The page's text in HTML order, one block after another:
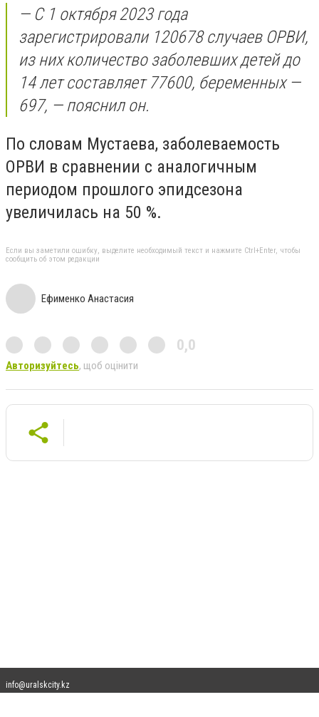
— С 1 октября 2023 года
зарегистрировали 120678 случаев ОРВИ,
из них количество заболевших детей до
14 лет составляет 77600, беременных —
697, — пояснил он.
По словам Мустаева, заболеваемость
ОРВИ в сравнении с аналогичным
периодом прошлого эпидсезона
увеличилась на 50 %.
Если вы заметили ошибку, выделите необходимый текст и нажмите Ctrl+Enter, чтобы
сообщить об этом редакции
Ефименко Анастасия
0,0
Авторизуйтесь, щоб оцінити
info@uralskcity.kz